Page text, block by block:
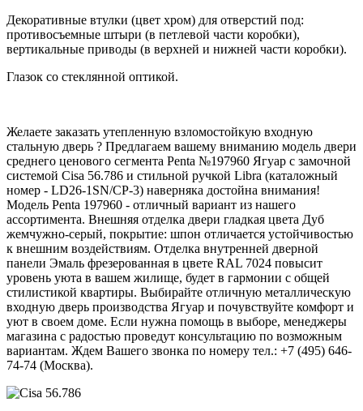
Декоративные втулки (цвет хром) для отверстий под:
противосъемные штыри (в петлевой части коробки),
вертикальные приводы (в верхней и нижней части коробки).
Глазок со стеклянной оптикой.
Желаете заказать утепленную взломостойкую входную
стальную дверь ? Предлагаем вашему вниманию модель двери
среднего ценового сегмента Penta №197960 Ягуар с замочной
системой Cisa 56.786 и стильной ручкой Libra (каталожный
номер - LD26-1SN/CP-3) наверняка достойна внимания!
Модель Penta 197960 - отличный вариант из нашего
ассортимента. Внешняя отделка двери гладкая цвета Дуб
жемчужно-серый, покрытие: шпон отличается устойчивостью
к внешним воздействиям. Отделка внутренней дверной
панели Эмаль фрезерованная в цвете RAL 7024 повысит
уровень уюта в вашем жилище, будет в гармонии с общей
стилистикой квартиры. Выбирайте отличную металлическую
входную дверь производства Ягуар и почувствуйте комфорт и
уют в своем доме. Если нужна помощь в выборе, менеджеры
магазина с радостью проведут консультацию по возможным
вариантам. Ждем Вашего звонка по номеру тел.: +7 (495) 646-
74-74 (Москва).